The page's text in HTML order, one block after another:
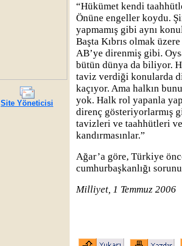
Site Yöneticisi
“Hükümet kendi
Önüne engeller koydu.
yapmamış gibi aynı
Başta Kıbrıs olmak
AB’ye direnmiş gibi.
bütün dünya da biliyor.
taviz verdiği konularda
kaçıyor. Ama halkın
yok. Halk rol yapanla
direnç gösteriyorlarmış
tavizleri ve taahhütleri
kandırmasınlar.”
Ağar’a göre, Türkiye
cumhurbaşkanlığı
Milliyet, 1 Temmuz 2006